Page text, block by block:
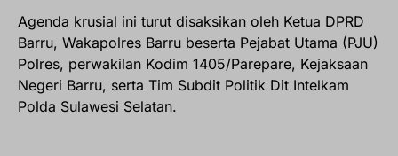
Agenda krusial ini turut disaksikan oleh Ketua DPRD
Barru, Wakapolres Barru beserta Pejabat Utama (PJU)
Polres, perwakilan Kodim 1405/Parepare, Kejaksaan
Negeri Barru, serta Tim Subdit Politik Dit Intelkam
Polda Sulawesi Selatan.